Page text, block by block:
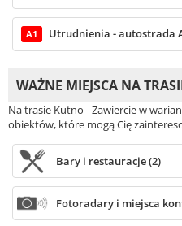
A1 Utrudnienia - autostrada
WAŻNE MIEJSCA NA
Na trasie Kutno - Zawiercie w
obiektów, które mogą Cię
Bary i restauracje (2)
Fotoradary i miejsca